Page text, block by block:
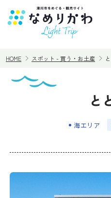
遊ぶ・体験
HOME スポット - 買う・お土産
と
海エリア